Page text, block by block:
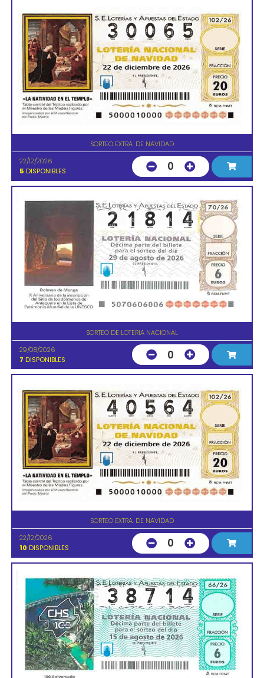
SORTEO EXTRA. DE NAVIDAD
22/12/2026
5 DISPONIBLES 0
SORTEO DE LOTERIA NACIONAL
29/08/2026
7 DISPONIBLES 0
SORTEO EXTRA. DE NAVIDAD
22/12/2026
10 DISPONIBLES 0